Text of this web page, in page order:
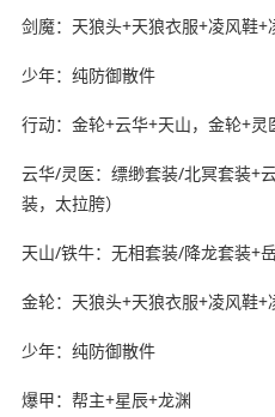
剑魔：天狼头+天狼衣服+凌风鞋
少年：纯防御散件
行动：金轮+云华+天山，金轮+灵
云华/灵医：缥缈套装/北冥套装+
装，太拉胯）
天山/铁牛：无相套装/降龙套装+
金轮：天狼头+天狼衣服+凌风鞋
少年：纯防御散件
爆甲：帮主+星辰+龙渊